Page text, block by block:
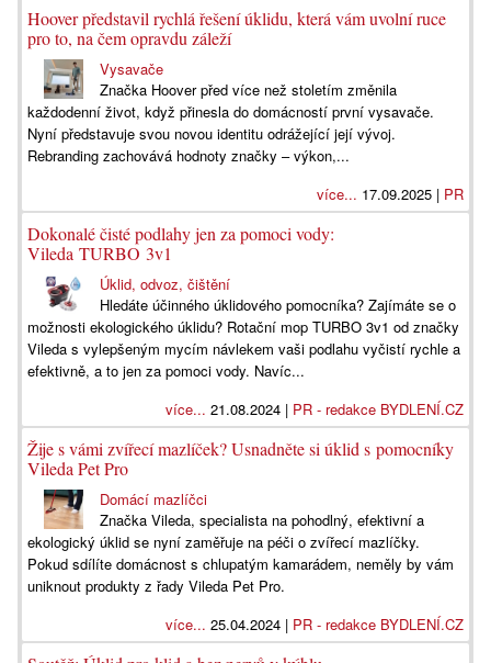
Hoover představil rychlá řešení úklidu, která vám uvolní ruce
pro to, na čem opravdu záleží
Vysavače
Značka Hoover před více než stoletím změnila
každodenní život, když přinesla do domácností první vysavače.
Nyní představuje svou novou identitu odrážející její vývoj.
Rebranding zachovává hodnoty značky – výkon,...
více... 17.09.2025 | PR
Dokonalé čisté podlahy jen za pomoci vody:
Vileda TURBO 3v1
Úklid, odvoz, čištění
Hledáte účinného úklidového pomocníka? Zajímáte se o
možnosti ekologického úklidu? Rotační mop TURBO 3v1 od značky
Vileda s vylepšeným mycím návlekem vaši podlahu vyčistí rychle a
efektivně, a to jen za pomoci vody. Navíc...
více... 21.08.2024 | PR - redakce BYDLENÍ.CZ
Žije s vámi zvířecí mazlíček? Usnadněte si úklid s pomocníky
Vileda Pet Pro
Domácí mazlíčci
Značka Vileda, specialista na pohodlný, efektivní a
ekologický úklid se nyní zaměřuje na péči o zvířecí mazlíčky.
Pokud sdílíte domácnost s chlupatým kamarádem, neměly by vám
uniknout produkty z řady Vileda Pet Pro.
více... 25.04.2024 | PR - redakce BYDLENÍ.CZ